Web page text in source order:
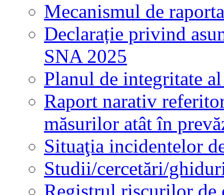
Mecanismul de
Declarație privind
SNA 2025
Planul de integritate
Raport narativ
măsurilor atât în
Situaţia incidentelor
Studii/cercetări/